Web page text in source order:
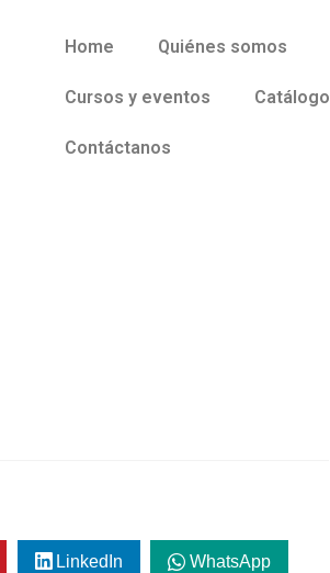
Home Quiénes somos
Cursos y eventos Catálogo
Contáctanos
LinkedIn WhatsApp